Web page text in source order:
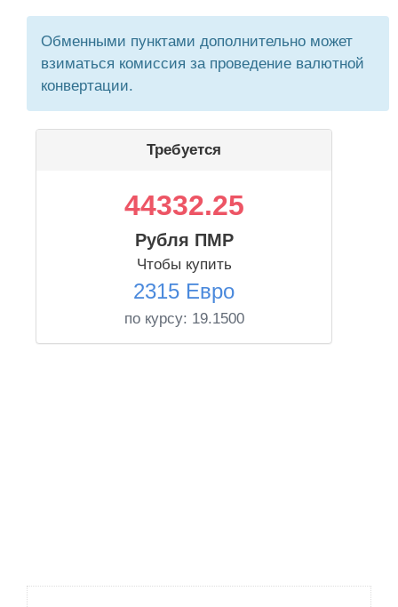
Обменными пунктами дополнительно может
взиматься комиссия за проведение валютной
конвертации.
Требуется
44332.25
Рубля ПМР
Чтобы купить
2315 Евро
по курсу: 19.1500